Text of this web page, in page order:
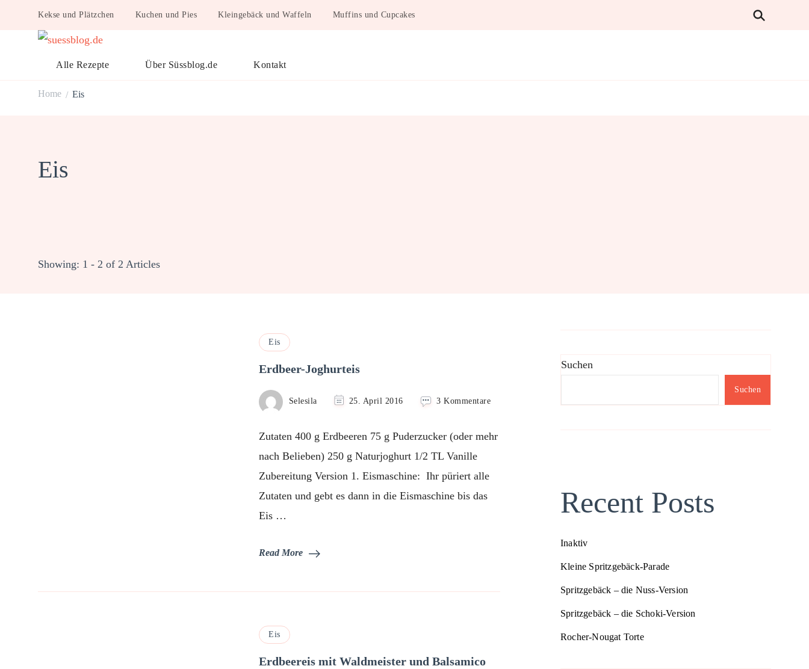
Kekse und Plätzchen Kuchen und Pies Kleingebäck und Waffeln Muffins und Cupcakes
suessblog.de
Alle Rezepte Über Süssblog.de Kontakt
Home / Eis
Eis
Showing: 1 - 2 of 2 Articles
Eis
Erdbeer-Joghurteis
Selesila 25. April 2016 3 Kommentarezu
Zutaten 400 g Erdbeeren 75 g Puderzucker (oder mehr
nach Belieben) 250 g Naturjoghurt 1/2 TL Vanille
Zubereitung Version 1. Eismaschine: Ihr püriert alle
Zutaten und gebt es dann in die Eismaschine bis das
Eis …
Read More
Eis
Erdbeereis mit Waldmeister und Balsamico
Suchen
Suchen
Recent Posts
Inaktiv
Kleine Spritzgebäck-Parade
Spritzgebäck – die Nuss-Version
Spritzgebäck – die Schoki-Version
Rocher-Nougat Torte